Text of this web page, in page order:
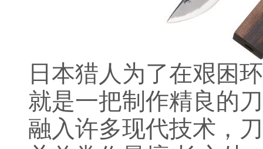
日本猎人为了在艰困
就是一把制作精良的
融入许多现代技术，